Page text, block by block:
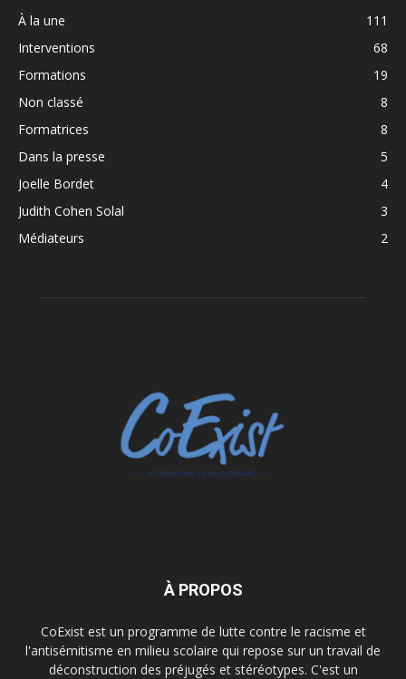
À la une
111
Interventions
68
Formations
19
Non classé
8
Formatrices
8
Dans la presse
5
Joelle Bordet
4
Judith Cohen Solal
3
Médiateurs
2
À PROPOS
CoExist est un programme de lutte contre le racisme et
l'antisémitisme en milieu scolaire qui repose sur un travail de
déconstruction des préjugés et stéréotypes. C'est un